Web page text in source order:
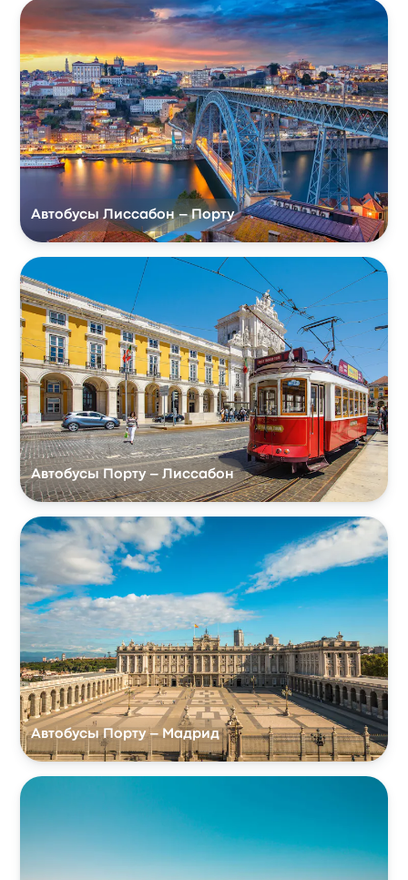
Автобусы Лиссабон – Порту
Автобусы Порту – Лиссабон
Автобусы Порту – Мадрид